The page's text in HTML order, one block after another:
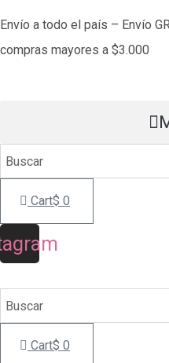
contenido
Envío a todo el país – Envío
compras mayores a $3.000
$ 0
Cart
$ 0
Cart